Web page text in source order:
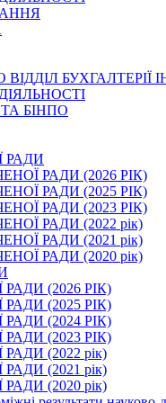
БУХГАЛТЕРІЇ
БІНПО
РАДИ
РАДИ (2026 РІК)
РАДИ (2025 РІК)
РАДИ (2023 РІК)
РАДИ (2022 рік)
РАДИ (2021 рік)
РАДИ (2020 рік)
(2026 РІК)
(2025 РІК)
(2024 РІК)
(2023 РІК)
(2022 рік)
(2021 рік)
(2020 рік)